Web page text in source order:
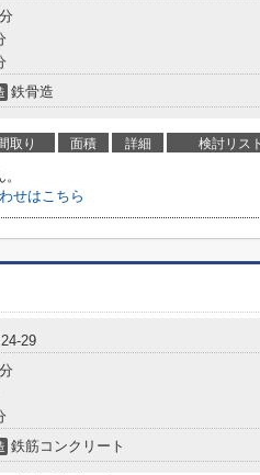
鉄骨造
取り 面積 詳細 検討リスト
せはこちら
29
鉄筋コンクリート